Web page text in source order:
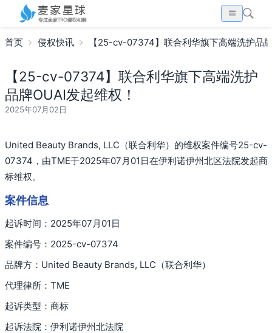
首页 侵权快讯 【25-cv-07374】联合利华旗下高端洗护品
【25-cv-07374】联合利华旗下高端洗护
品牌OUAI发起维权！
2025年07月02日
United Beauty Brands, LLC（联合利华）的维权案件编号25-cv-
07374，由TME于2025年07月01日在伊利诺伊州北区法院发起商
标维权。
案件信息
起诉时间：2025年07月01日
案件编号：2025-cv-07374
品牌方：United Beauty Brands, LLC（联合利华）
代理律所：TME
起诉类型：商标
起诉法院：伊利诺伊州北法院